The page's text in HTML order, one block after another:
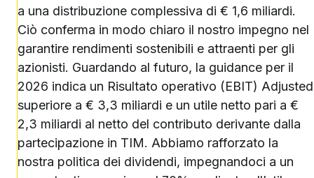
a una distribuzione complessiva di € 1,6 miliardi.
Ciò conferma in modo chiaro il nostro impegno nel
garantire rendimenti sostenibili e attraenti per gli
azionisti. Guardando al futuro, la guidance per il
2026 indica un Risultato operativo (EBIT) Adjusted
superiore a € 3,3 miliardi e un utile netto pari a €
2,3 miliardi al netto del contributo derivante dalla
partecipazione in TIM. Abbiamo rafforzato la
nostra politica dei dividendi, impegnandoci a un